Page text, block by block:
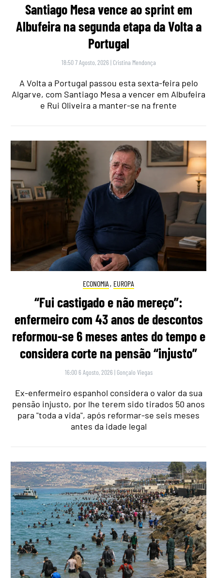
Santiago Mesa vence ao sprint em
Albufeira na segunda etapa da Volta a
Portugal
18:50 7 Agosto, 2026 | Cristina Mendonça
A Volta a Portugal passou esta sexta-feira pelo
Algarve, com Santiago Mesa a vencer em Albufeira
e Rui Oliveira a manter-se na frente
ECONOMIA , EUROPA
“Fui castigado e não mereço”:
enfermeiro com 43 anos de descontos
reformou-se 6 meses antes do tempo e
considera corte na pensão “injusto”
16:00 6 Agosto, 2026 | Gonçalo Viegas
Ex-enfermeiro espanhol considera o valor da sua
pensão injusto, por lhe terem sido tirados 50 anos
para "toda a vida", após reformar-se seis meses
antes da idade legal